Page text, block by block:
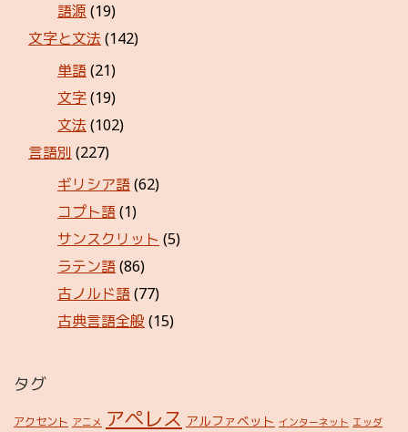
語源 (19)
文字と文法 (142)
単語(21)
文字(19)
文法 (102)
言語別 (227)
ギリシア語(62)
コプト語(1)
サンスクリット (5)
ラテン語(86)
古ノルド語(77)
古典言語全般 (15)
タグ
アクセント アニメ アペレス アルファベット インターネット エッダ